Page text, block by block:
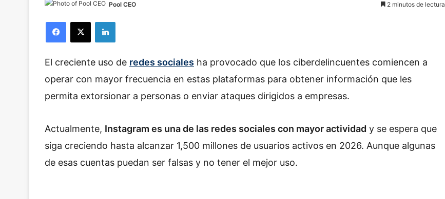
Pool CEO 2 minutos de lectura
El creciente uso de redes sociales ha provocado que los ciberdelincuentes comiencen a
operar con mayor frecuencia en estas plataformas para obtener información que les
permita extorsionar a personas o enviar ataques dirigidos a empresas.
Actualmente, Instagram es una de las redes sociales con mayor actividad y se espera que
siga creciendo hasta alcanzar 1,500 millones de usuarios activos en 2026. Aunque algunas
de esas cuentas puedan ser falsas y no tener el mejor uso.